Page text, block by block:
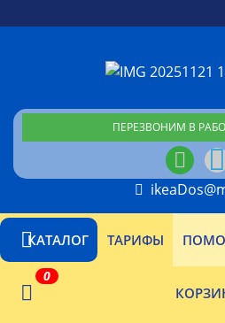
ПЕРЕЗВОНИМ В
КАТАЛОГ ТАРИФЫ
0